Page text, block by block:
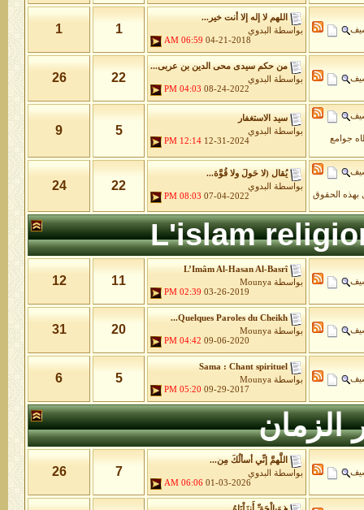
اللهم لا إله إلا أنت خير...
بواسطة
البدوي
04-21-2018
06:59 AM
1
1
من حكم سيدى محى الدين بن عربى...
بواسطة
البدوي
08-24-2022
04:03 PM
22
26
جوامع
سيد الاستغفار
بواسطة
البدوي
12-31-2024
12:14 PM
5
9
بهذه الحقوق
يُقال (لا حَولَ ولا قُوَّة...
بواسطة
البدوي
07-04-2022
08:03 PM
22
24
L'islam
L’Imâm Al-Hasan Al-Basrî
بواسطة Mounya
03-26-2019
02:39 PM
11
12
Quelques Paroles du Cheikh...
بواسطة Mounya
09-06-2020
04:42 PM
20
31
Sama : Chant spirituel
بواسطة Mounya
09-29-2017
05:20 PM
5
6
الزمان
اللَّهمَّ إنِّي أسألُكَ مِن...
بواسطة
البدوي
01-03-2026
06:06 AM
7
26